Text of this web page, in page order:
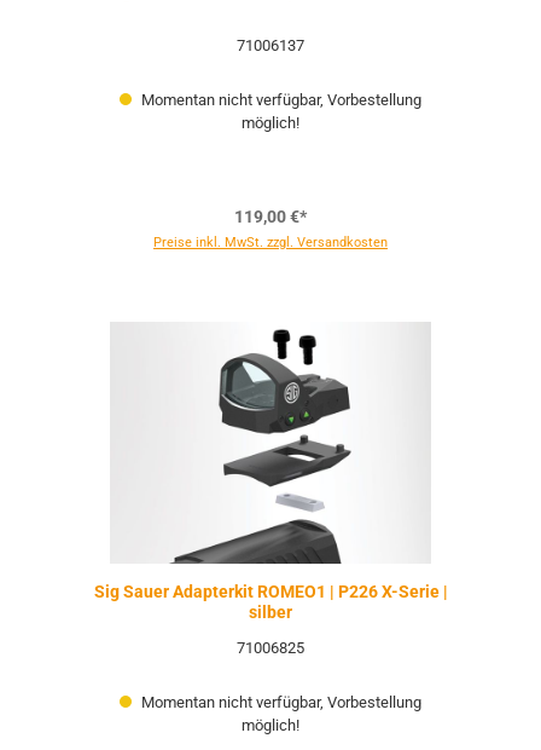
71006137
Momentan nicht verfügbar, Vorbestellung
möglich!
119,00 €*
Preise inkl. MwSt. zzgl. Versandkosten
Sig Sauer Adapterkit ROMEO1 | P226 X-Serie |
silber
71006825
Momentan nicht verfügbar, Vorbestellung
möglich!